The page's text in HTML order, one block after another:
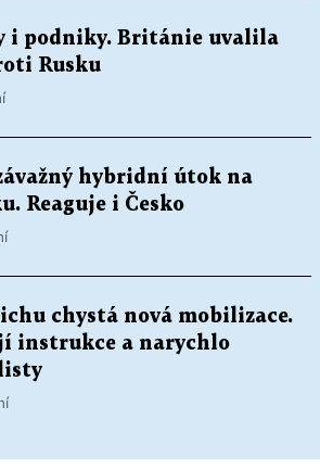
i podniky. Británie uvalila
Rusku
hybridní útok na
Reaguje i Česko
chystá nová mobilizace.
instrukce a narychlo